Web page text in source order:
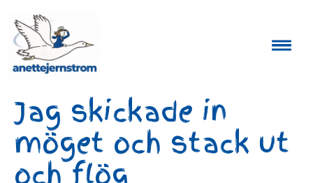
Jag skickade in
möget och stack ut
och flög